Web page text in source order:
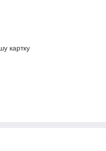
картку